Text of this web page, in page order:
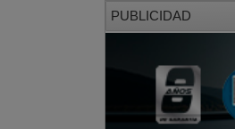
PUBLICIDAD